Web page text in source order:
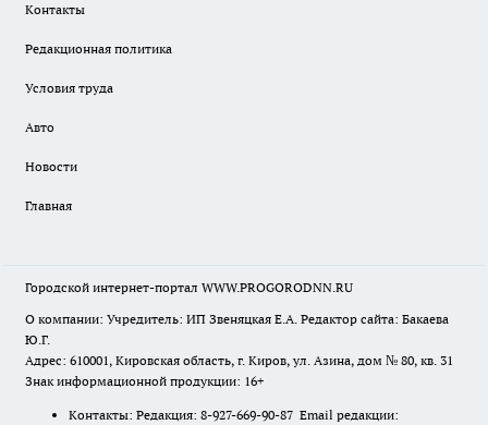
Контакты
Редакционная политика
Условия труда
Авто
Новости
Главная
Городской интернет-портал WWW.PROGORODNN.RU
О компании: Учредитель: ИП Звеняцкая Е.А. Редактор сайта: Бакаева
Ю.Г.
Адрес: 610001, Кировская область, г. Киров, ул. Азина, дом № 80, кв. 31
Знак информационной продукции: 16+
Контакты: Редакция: 8-927-669-90-87 Email редакции: